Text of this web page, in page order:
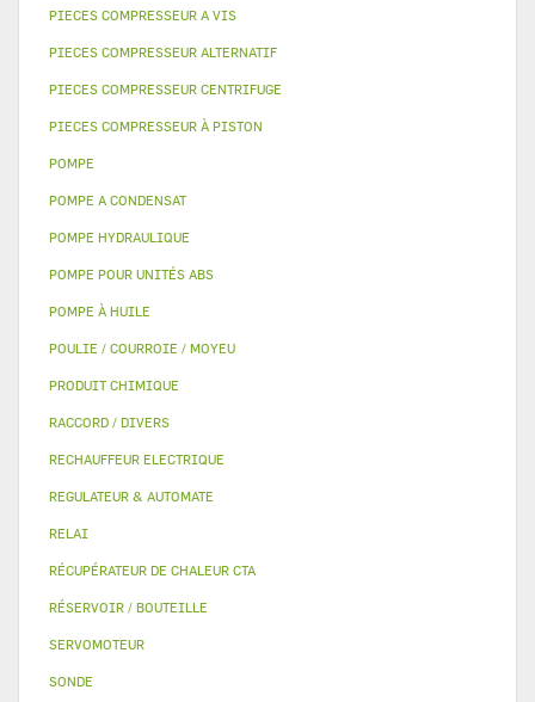
PIECES COMPRESSEUR A VIS
PIECES COMPRESSEUR ALTERNATIF
PIECES COMPRESSEUR CENTRIFUGE
PIECES COMPRESSEUR À PISTON
POMPE
POMPE A CONDENSAT
POMPE HYDRAULIQUE
POMPE POUR UNITÉS ABS
POMPE À HUILE
POULIE / COURROIE / MOYEU
PRODUIT CHIMIQUE
RACCORD / DIVERS
RECHAUFFEUR ELECTRIQUE
REGULATEUR & AUTOMATE
RELAI
RÉCUPÉRATEUR DE CHALEUR CTA
RÉSERVOIR / BOUTEILLE
SERVOMOTEUR
SONDE